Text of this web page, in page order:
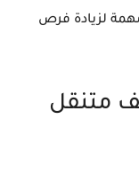
لزيادة فرص
متنقل